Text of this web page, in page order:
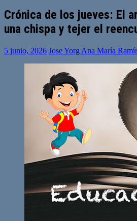
Crónica de los jueves: El
una chispa y tejer el
5 junio, 2026 Jose Yorg Ana María